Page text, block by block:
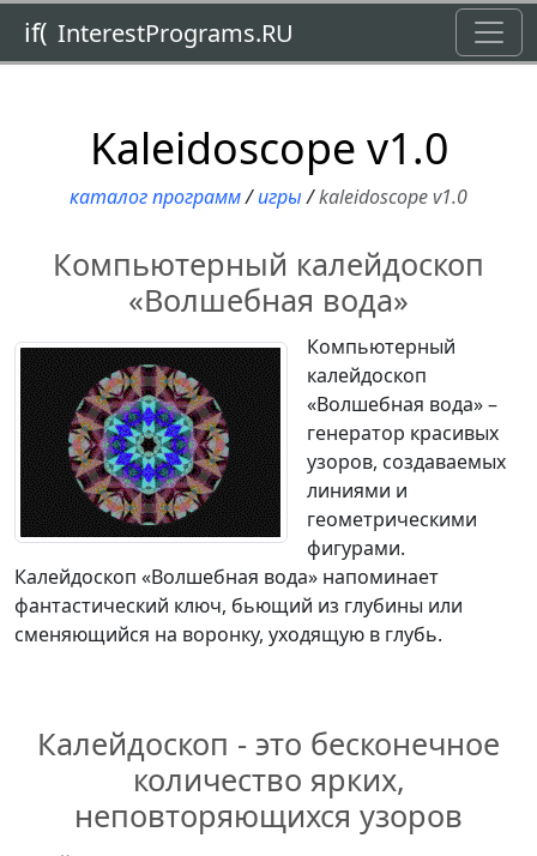
if( InterestPrograms.RU
Kaleidoscope v1.0
каталог программ/игры/kaleidoscope v1.0
Компьютерный калейдоскоп
«Волшебная вода»
Компьютерный
калейдоскоп
«Волшебная вода» –
генератор красивых
узоров, создаваемых
линиями и
геометрическими
фигурами.
Калейдоскоп «Волшебная вода» напоминает
фантастический ключ, бьющий из глубины или
сменяющийся на воронку, уходящую в глубь.
Калейдоскоп - это бесконечное
количество ярких,
неповторяющихся узоров